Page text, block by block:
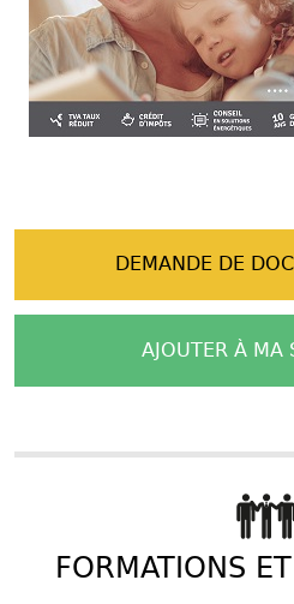
DEMANDE DE
AJOUTER À MA
FORMATIONS